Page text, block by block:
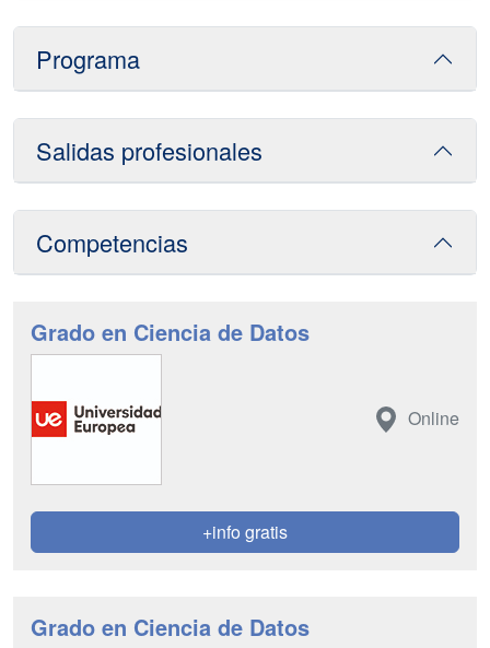
Programa
Salidas profesionales
Competencias
Grado en Ciencia de Datos
Online
+info gratis
Grado en Ciencia de Datos